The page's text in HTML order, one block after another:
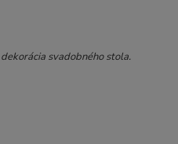
svadobného stola.